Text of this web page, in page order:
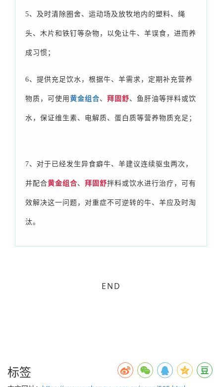
5、及时清除圈舍、运动场及放牧地内的塑料、绳
头、木片和铁钉等杂物，以免让牛、羊误食，进而养
成习惯；
6、提供充足饮水，根据牛、羊需求，定期补充营养
物质，可使用 黄金组合、 拜 固舒、鱼肝油等拌料或饮
水，保证维生素、电解质、蛋白质等营养物质充足；
7、对于已经发生异食癖牛、羊建议连续驱虫两次，
并配合黄金组合、 拜固舒拌料或饮水进行治疗，可有
效解决这一问题，对重症不可逆转的牛、羊应及时淘
汰。
END
标签